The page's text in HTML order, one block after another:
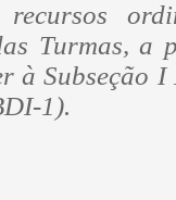
Turmas, a
à Subseção I
1).